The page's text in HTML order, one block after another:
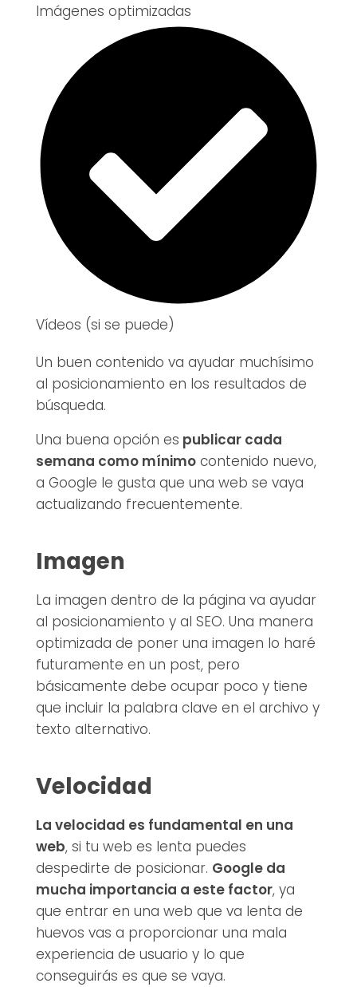
Imágenes optimizadas
Vídeos (si se puede)
Un buen contenido va ayudar muchísimo
al posicionamiento en los resultados de
búsqueda.
Una buena opción es publicar cada
semana como mínimocontenido nuevo,
a Google le gusta que una web se vaya
actualizando frecuentemente.
Imagen
La imagen dentro de la página va ayudar
al posicionamiento y al SEO. Una manera
optimizada de poner una imagen lo haré
futuramente en un post, pero
básicamente debe ocupar poco y tiene
que incluir la palabra clave en el archivo y
texto alternativo.
Velocidad
La velocidad es fundamental en una
web, si tu web es lenta puedes
despedirte de posicionar. Google da
mucha importancia a este factor, ya
que entrar en una web que va lenta de
huevos vas a proporcionar una mala
experiencia de usuario y lo que
conseguirás es que se vaya.